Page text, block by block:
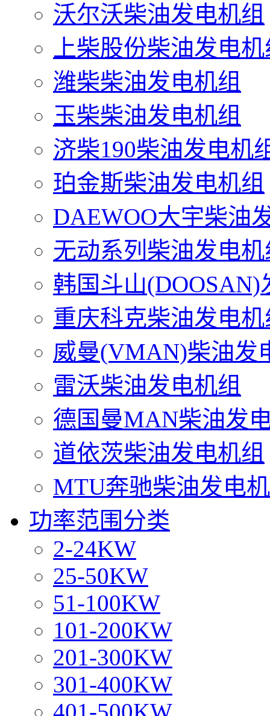
沃尔沃柴油发电机组
上柴股份柴油发电
潍柴柴油发电机组
玉柴柴油发电机组
济柴190柴油发电机
珀金斯柴油发电机组
DAEWOO大宇柴油
无动系列柴油发电机
韩国斗山(DOOSAN)
重庆科克柴油发电机
威曼(VMAN)柴油发
雷沃柴油发电机组
德国曼MAN柴油发
道依茨柴油发电机组
MTU奔驰柴油发电
功率范围分类
2-24KW
25-50KW
51-100KW
101-200KW
201-300KW
301-400KW